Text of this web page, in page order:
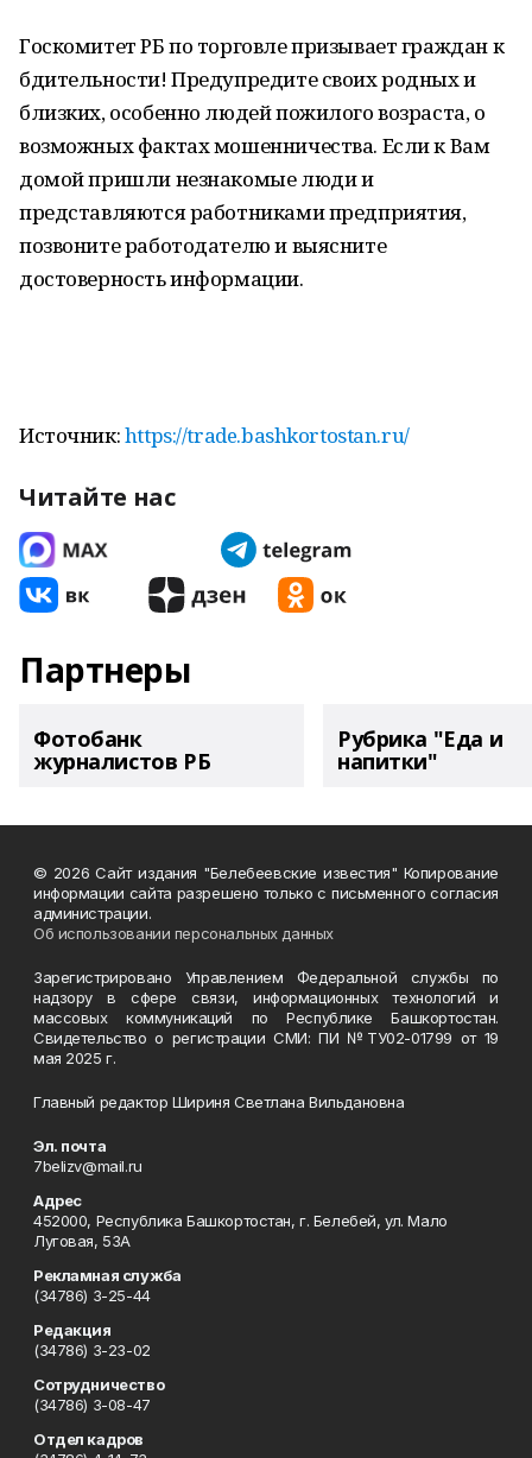
Госкомитет РБ по торговле призывает граждан к
бдительности! Предупредите своих родных и
близких, особенно людей пожилого возраста, о
возможных фактах мошенничества. Если к Вам
домой пришли незнакомые люди и
представляются работниками предприятия,
позвоните работодателю и выясните
достоверность информации.
Источник:https://trade.bashkortostan.ru/
Читайте нас
Партнеры
Фотобанк
журналистов РБ
Рубрика "Еда и
напитки"
© 2026 Сайт издания "Белебеевские известия" Копирование
информации сайта разрешено только с письменного согласия
администрации.
Об использовании персональных данных
Зарегистрировано Управлением Федеральной службы по
надзору в сфере связи, информационных технологий и
массовых коммуникаций по Республике Башкортостан.
Свидетельство о регистрации СМИ: ПИ №ТУ02-01799 от 19
мая 2025 г.
Главный редактор Шириня Светлана Вильдановна
Эл. почта
7belizv@mail.ru
Адрес
452000, Республика Башкортостан, г. Белебей, ул. Мало
Луговая, 53А
Рекламная служба
(34786) 3-25-44
Редакция
(34786) 3-23-02
Сотрудничество
(34786) 3-08-47
Отдел кадров